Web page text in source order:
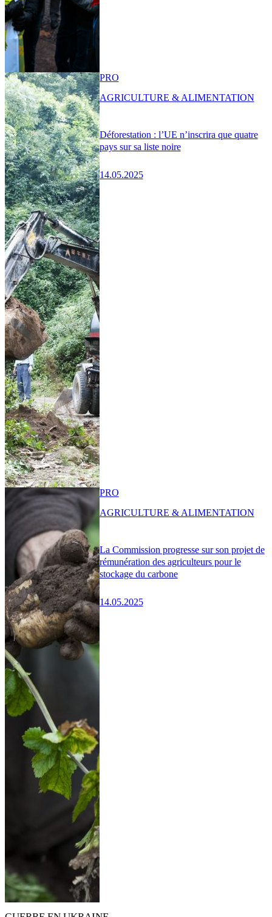
Déforestation : l’UE n’inscrira que quatre
pays sur sa liste noire
14.05.2025
PRO
AGRICULTURE & ALIMENTATION
La Commission progresse sur son projet de
rémunération des agriculteurs pour le
stockage du carbone
14.05.2025
PRO
AGRICULTURE & ALIMENTATION